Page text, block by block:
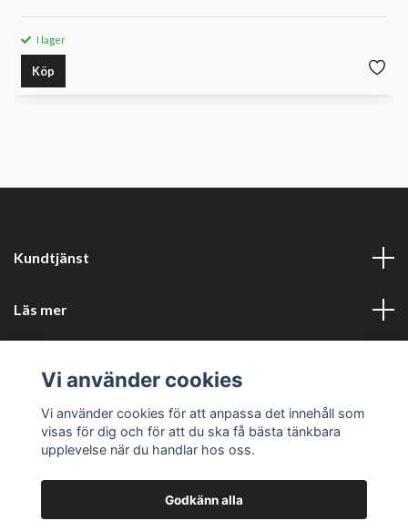
I lager
Köp
Kundtjänst
Läs mer
Företagsuppgifter
Vi använder cookies
Vi använder cookies för att anpassa det innehåll som
visas för dig och för att du ska få bästa tänkbara
upplevelse när du handlar hos oss.
Godkänn alla